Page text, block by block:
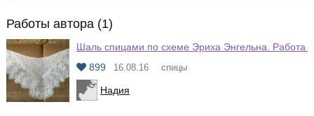
Работы автора (1)
Шаль спицами по схеме Эриха Энгельна. Работа
899
16.08.16 спицы
Надия